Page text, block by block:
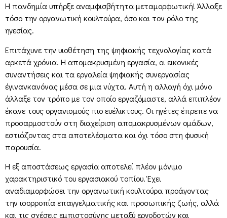
Η πανδημία υπήρξε αναμφισβήτητα μεταμορφωτική! Άλλαξε
τόσο την οργανωτική κουλτούρα, όσο και τον ρόλο της
ηγεσίας.
Επιτάχυνε την υιοθέτηση της ψηφιακής τεχνολογίας κατά
αρκετά χρόνια. Η απομακρυσμένη εργασία, οι εικονικές
συναντήσεις και τα εργαλεία ψηφιακής συνεργασίας
έγινανκανόνας μέσα σε μια νύχτα. Αυτή η αλλαγή όχι μόνο
άλλαξε τον τρόπο με τον οποίο εργαζόμαστε, αλλά επιπλέον
έκανε τους οργανισμούς πιο ευέλικτους. Οι ηγέτες έπρεπε να
προσαρμοστούν στη διαχείριση απομακρυσμένων ομάδων,
εστιάζοντας στα αποτελέσματα και όχι τόσο στη φυσική
παρουσία.
Η εξ αποστάσεως εργασία αποτελεί πλέον μόνιμο
χαρακτηριστικό του εργασιακού τοπίου. Έχει
αναδιαμορφώσει την οργανωτική κουλτούρα προάγοντας
την ισορροπία επαγγελματικής και προσωπικής ζωής, αλλά
και τις σχέσεις εμπιστοσύνης μεταξύ εργοδοτών και